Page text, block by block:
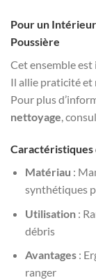
Pour un
Poussière
Cet ensemble
Il allie praticité et
Pour plus
nettoyage,
Caractéristiques
Matériau :
synthétiques
Utilisation:
débris
Avantages:
ranger